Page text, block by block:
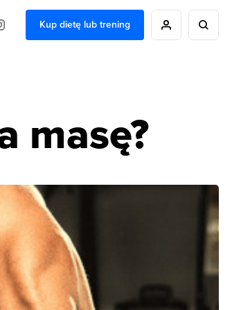
Kup dietę lub trening
masę?